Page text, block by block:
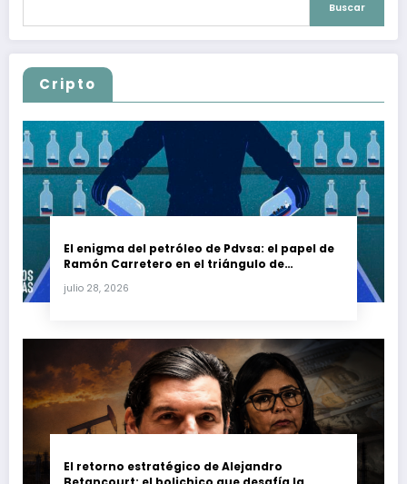
Buscar
Cripto
El enigma del petróleo de Pdvsa: el papel de
Ramón Carretero en el triángulo de
julio 28, 2026
El retorno estratégico de Alejandro